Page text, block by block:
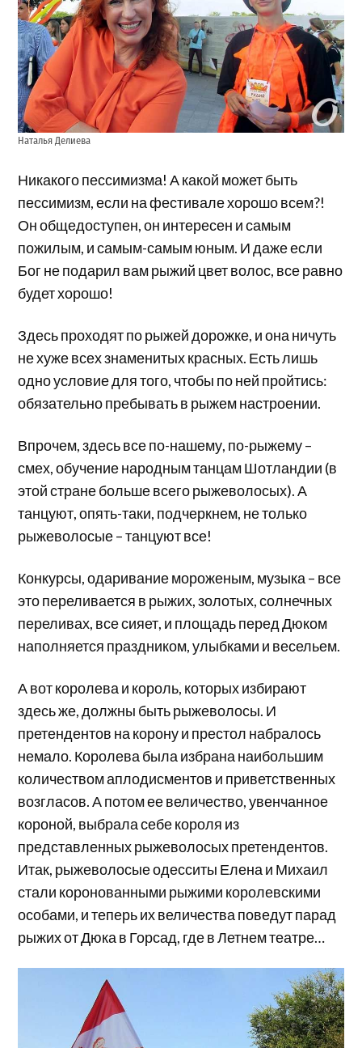
Наталья Делиева
Никакого пессимизма! А какой может быть
пессимизм, если на фестивале хорошо всем?!
Он общедоступен, он интересен и самым
пожилым, и самым-самым юным. И даже если
Бог не подарил вам рыжий цвет волос, все равно
будет хорошо!
Здесь проходят по рыжей дорожке, и она ничуть
не хуже всех знаменитых красных. Есть лишь
одно условие для того, чтобы по ней пройтись:
обязательно пребывать в рыжем настроении.
Впрочем, здесь все по-нашему, по-рыжему –
смех, обучение народным танцам Шотландии (в
этой стране больше всего рыжеволосых). А
танцуют, опять-таки, подчеркнем, не только
рыжеволосые – танцуют все!
Конкурсы, одаривание мороженым, музыка – все
это переливается в рыжих, золотых, солнечных
переливах, все сияет, и площадь перед Дюком
наполняется праздником, улыбками и весельем.
А вот королева и король, которых избирают
здесь же, должны быть рыжеволосы. И
претендентов на корону и престол набралось
немало. Королева была избрана наибольшим
количеством аплодисментов и приветственных
возгласов. А потом ее величество, увенчанное
короной, выбрала себе короля из
представленных рыжеволосых претендентов.
Итак, рыжеволосые одесситы Елена и Михаил
стали коронованными рыжими королевскими
особами, и теперь их величества поведут парад
рыжих от Дюка в Горсад, где в Летнем театре…